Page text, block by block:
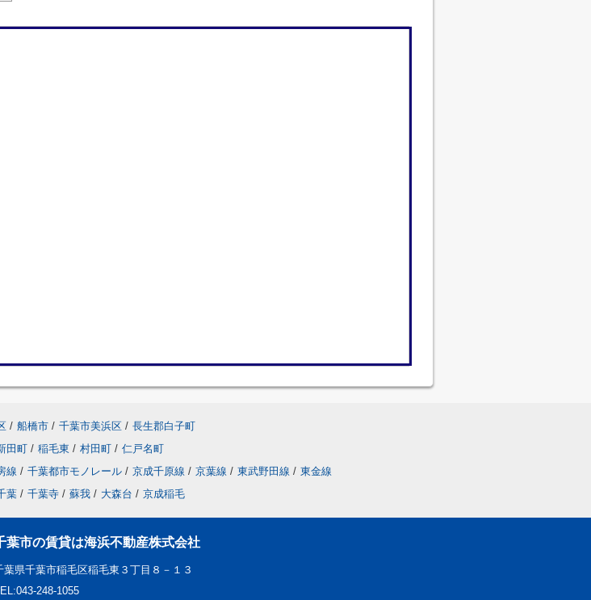
/ 船橋市 / 千葉市美浜区 / 長生郡白子町
田町 / 稲毛東 / 村田町 / 仁戸名町
線 / 千葉都市モノレール / 京成千原線 / 京葉線 / 東武野田線 / 東金線
葉 / 千葉寺 / 蘇我 / 大森台 / 京成稲毛
葉市の賃貸は海浜不動産株式会社
葉県千葉市稲毛区稲毛東３丁目８－１３
248-1055